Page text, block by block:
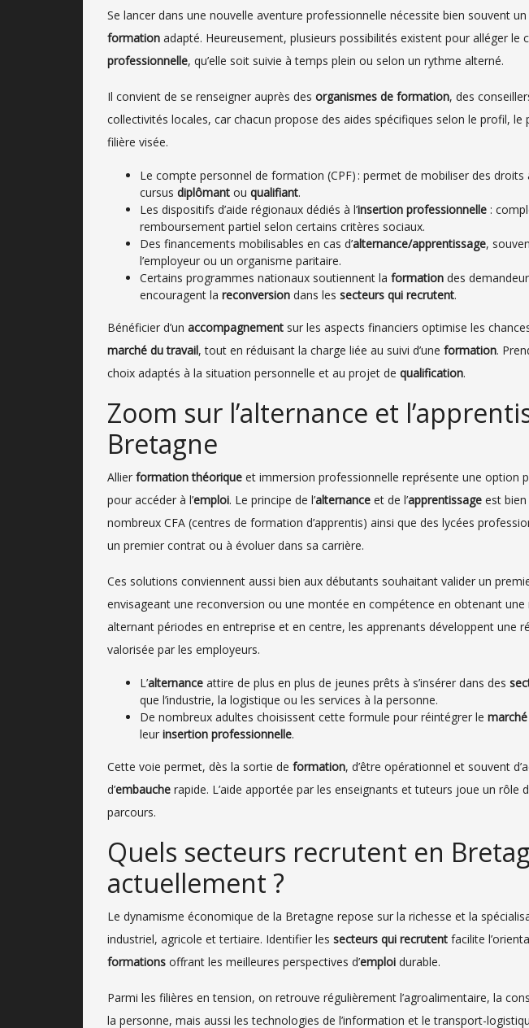
Se lancer dans une nouvelle aventure professionnelle nécessite bien souvent un
formation adapté. Heureusement, plusieurs possibilités existent pour alléger le
professionnelle, qu’elle soit suivie à temps plein ou selon un rythme alterné.
Il convient de se renseigner auprès des organismes de formation, des
collectivités locales, car chacun propose des aides spécifiques selon le profil, le
filière visée.
Le compte personnel de formation (CPF) : permet de mobiliser des droits
cursus diplômant ou qualifiant.
Les dispositifs d’aide régionaux dédiés à l’insertion professionnelle :
remboursement partiel selon certains critères sociaux.
Des financements mobilisables en cas d’alternance/apprentissage,
l’employeur ou un organisme paritaire.
Certains programmes nationaux soutiennent la formation des
encouragent la reconversion dans les secteurs qui recrutent.
Bénéficier d’un accompagnement sur les aspects financiers optimise les
marché du travail, tout en réduisant la charge liée au suivi d’une formation.
choix adaptés à la situation personnelle et au projet de qualification.
Zoom sur l’alternance et
Bretagne
Allier formation théorique et immersion professionnelle représente une option
pour accéder à l’emploi. Le principe de l’alternance et de l’apprentissage est bien
nombreux CFA (centres de formation d’apprentis) ainsi que des lycées
un premier contrat ou à évoluer dans sa carrière.
Ces solutions conviennent aussi bien aux débutants souhaitant valider un
envisageant une reconversion ou une montée en compétence en obtenant une
alternant périodes en entreprise et en centre, les apprenants développent une
valorisée par les employeurs.
L’alternance attire de plus en plus de jeunes prêts à s’insérer dans des
que l’industrie, la logistique ou les services à la personne.
De nombreux adultes choisissent cette formule pour réintégrer le
leur insertion professionnelle.
Cette voie permet, dès la sortie de formation, d’être opérationnel et souvent
d’embauche rapide. L’aide apportée par les enseignants et tuteurs joue un rôle
parcours.
Quels secteurs recrutent en
actuellement ?
Le dynamisme économique de la Bretagne repose sur la richesse et la
industriel, agricole et tertiaire. Identifier les secteurs qui recrutent facilite
formations offrant les meilleures perspectives d’emploi durable.
Parmi les filières en tension, on retrouve régulièrement l’agroalimentaire, la
la personne, mais aussi les technologies de l’information et le transport-